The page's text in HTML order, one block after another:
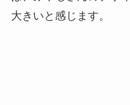
大きいと感じます。